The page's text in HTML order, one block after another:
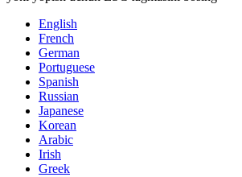
English
French
German
Portuguese
Spanish
Russian
Japanese
Korean
Arabic
Irish
Greek